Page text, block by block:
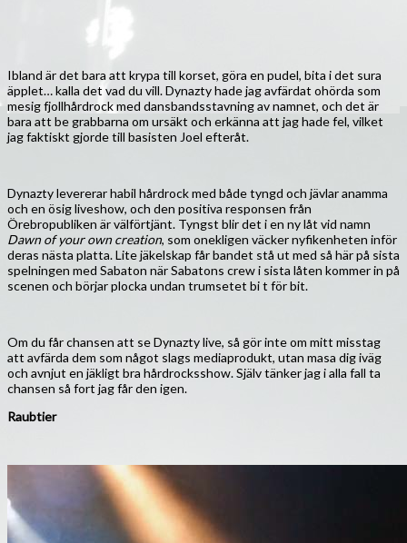
Ibland är det bara att krypa till korset, göra en pudel, bita i det sura
äpplet… kalla det vad du vill. Dynazty hade jag avfärdat ohörda som
mesig fjollhårdrock med dansbandsstavning av namnet, och det är
bara att be grabbarna om ursäkt och erkänna att jag hade fel, vilket
jag faktiskt gjorde till basisten Joel efteråt.
Dynazty levererar habil hårdrock med både tyngd och jävlar anamma
och en ösig liveshow, och den positiva responsen från
Örebropubliken är välförtjänt. Tyngst blir det i en ny låt vid namn
Dawn of your own creation, som onekligen väcker nyfikenheten inför
deras nästa platta. Lite jäkelskap får bandet stå ut med så här på sista
spelningen med Sabaton när Sabatons crew i sista låten kommer in på
scenen och börjar plocka undan trumsetet bi t för bit.
Om du får chansen att se Dynazty live, så gör inte om mitt misstag
att avfärda dem som något slags mediaprodukt, utan masa dig iväg
och avnjut en jäkligt bra hårdrocksshow. Själv tänker jag i alla fall ta
chansen så fort jag får den igen.
Raubtier